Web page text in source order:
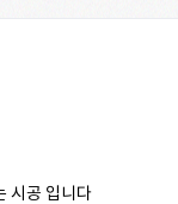
시공 입니다